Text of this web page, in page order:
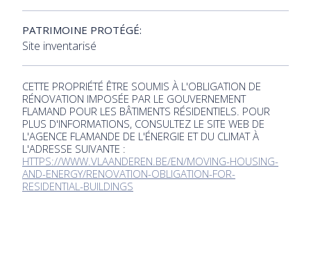
PATRIMOINE PROTÉGÉ:
Site inventarisé
CETTE PROPRIÉTÉ ÊTRE SOUMIS À L'OBLIGATION DE
RÉNOVATION IMPOSÉE PAR LE GOUVERNEMENT
FLAMAND POUR LES BÂTIMENTS RÉSIDENTIELS. POUR
PLUS D'INFORMATIONS, CONSULTEZ LE SITE WEB DE
L'AGENCE FLAMANDE DE L'ÉNERGIE ET DU CLIMAT À
L'ADRESSE SUIVANTE :
HTTPS://WWW.VLAANDEREN.BE/EN/MOVING-HOUSING-
AND-ENERGY/RENOVATION-OBLIGATION-FOR-
RESIDENTIAL-BUILDINGS